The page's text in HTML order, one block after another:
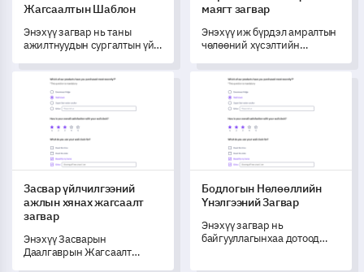
Жагсаалтын Шаблон
Энэхүү загвар нь таны
ажилтнуудын сургалтын үйл
сургалтын хөтөлбөрөө
боловсронгуй болгох чухал
ойлголтуудыг нээн
илрүүлэхэд тусална.
маягт загвар
Энэхүү иж бүрдэл амралтын
чөлөөний хүсэлтийн
удирдлагын хүчийг
чөлөөлнө.
Засвар үйлчилгээний ажлын хянах жагсаалт загвар
Засвар үйлчилгээний
ажлын хянах жагсаалт
загвар
Энэхүү Засварын
Даалгаврын Жагсаалт
Бодлогын Нөлөөллийн
Бодлогын Нөлөөллийн
Үнэлгээний Загвар
Энэхүү загвар нь
байгууллагынхаа дотоод